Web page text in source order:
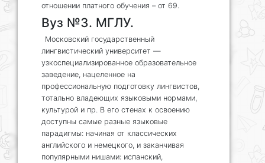
отношении платного обучения – от 69.
Вуз №3. МГЛУ.
Московский государственный
лингвистический университет —
узкоспециализированное образовательное
заведение, нацеленное на
профессиональную подготовку лингвистов,
тотально владеющих языковыми нормами,
культурой и пр. В его стенах к освоению
доступны самые разные языковые
парадигмы: начиная от классических
английского и немецкого, и заканчивая
популярными нишами: испанский,